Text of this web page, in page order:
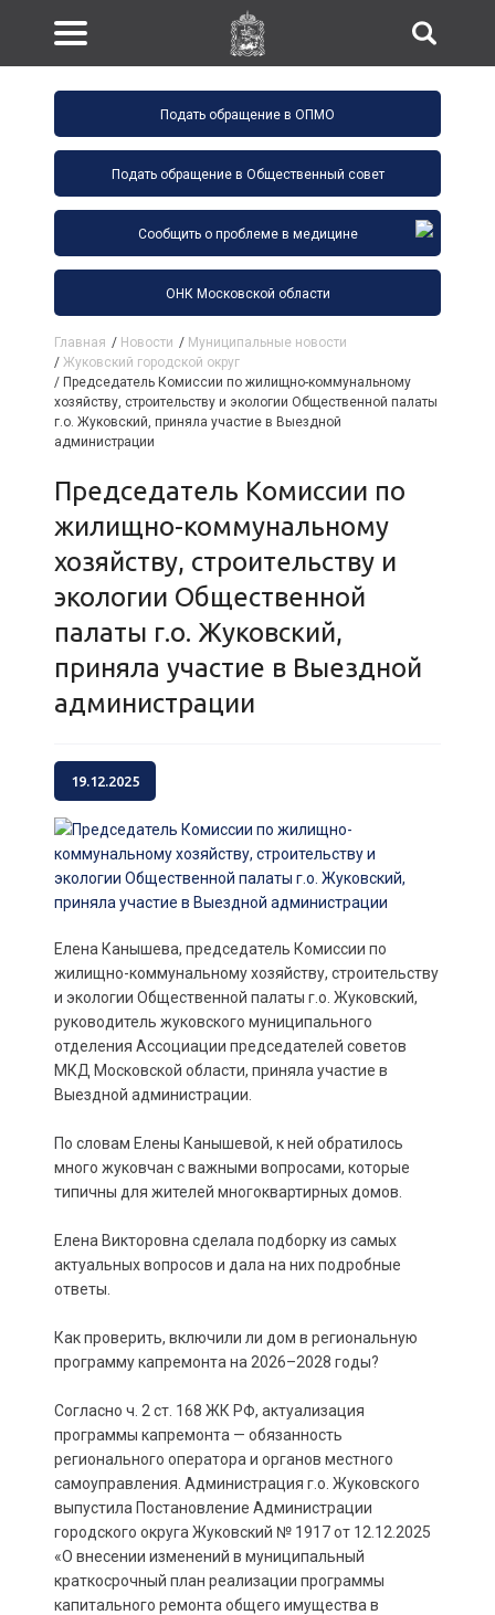
Подать обращение в ОПМО
Подать обращение в Общественный совет
Сообщить о проблеме в медицине
ОНК Московской области
Главная / Новости / Муниципальные новости
/ Жуковский городской округ
/ Председатель Комиссии по жилищно-коммунальному
хозяйству, строительству и экологии Общественной палаты
г.о. Жуковский, приняла участие в Выездной
администрации
Председатель Комиссии по
жилищно-коммунальному
хозяйству, строительству и
экологии Общественной
палаты г.о. Жуковский,
приняла участие в Выездной
администрации
19.12.2025
Елена Канышева, председатель Комиссии по
жилищно-коммунальному хозяйству, строительству
и экологии Общественной палаты г.о. Жуковский,
руководитель жуковского муниципального
отделения Ассоциации председателей советов
МКД Московской области, приняла участие в
Выездной администрации.
По словам Елены Канышевой, к ней обратилось
много жуковчан с важными вопросами, которые
типичны для жителей многоквартирных домов.
Елена Викторовна сделала подборку из самых
актуальных вопросов и дала на них подробные
ответы.
Как проверить, включили ли дом в региональную
программу капремонта на 2026–2028 годы?
Согласно ч. 2 ст. 168 ЖК РФ, актуализация
программы капремонта — обязанность
регионального оператора и органов местного
самоуправления. Администрация г.о. Жуковского
выпустила Постановление Администрации
городского округа Жуковский № 1917 от 12.12.2025
«О внесении изменений в муниципальный
краткосрочный план реализации программы
капитального ремонта общего имущества в